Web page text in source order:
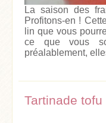
La saison des
Profitons-en !
lin que vous
ce que vous
préalablement,
Tartinade